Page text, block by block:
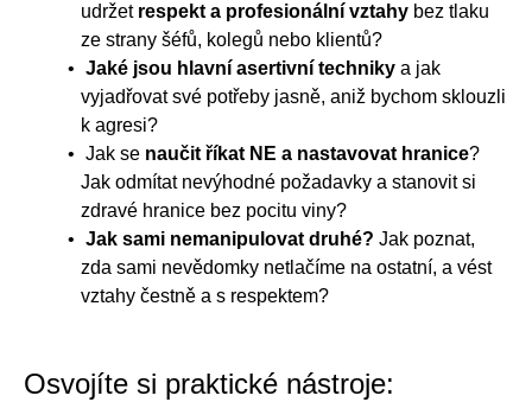
udržet respekt a profesionální vztahy bez tlaku
ze strany šéfů, kolegů nebo klientů?
Jaké jsou hlavní asertivní technikya jak
vyjadřovat své potřeby jasně, aniž bychom sklouzli
k agresi?
Jak se naučit říkat NE a nastavovat hranice?
Jak odmítat nevýhodné požadavky a stanovit si
zdravé hranice bez pocitu viny?
Jak sami nemanipulovat druhé? Jak poznat,
zda sami nevědomky netlačíme na ostatní, a vést
vztahy čestně a s respektem?
Osvojíte si praktické nástroje: